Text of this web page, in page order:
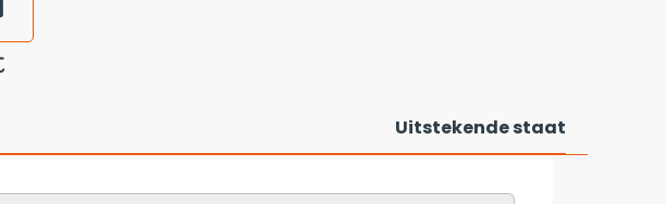
Uitstekende staat